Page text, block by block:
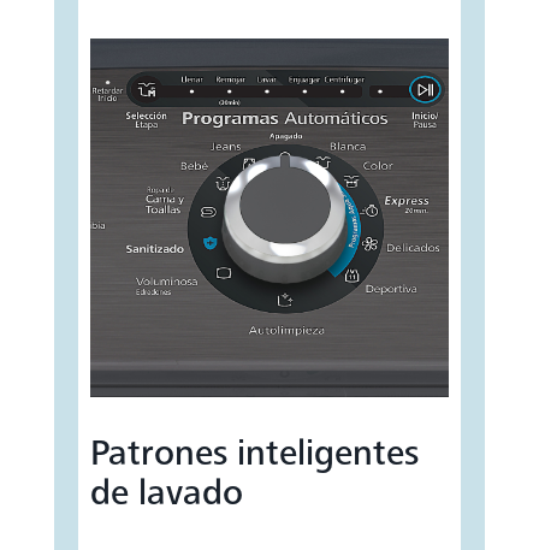
Patrones inteligentes
de lavado